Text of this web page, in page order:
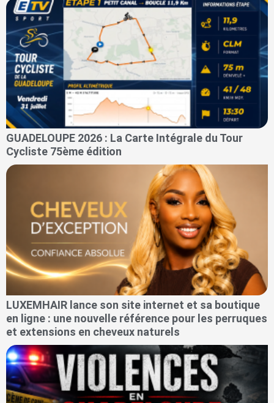
GUADELOUPE 2026 : La Carte Intégrale du Tour
Cycliste 75ème édition
LUXEMHAIR lance son site internet et sa boutique
en ligne : une nouvelle référence pour les perruques
et extensions en cheveux naturels